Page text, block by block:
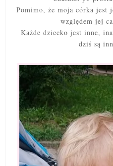
Pomimo, że moja córka jest
względem jej
Każde dziecko jest inne,
dziś są